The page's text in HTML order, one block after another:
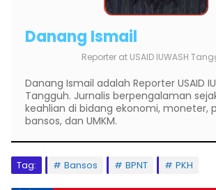
Danang Ismail
Reporter at USAID IUWASH
Danang Ismail adalah Reporter USAID
Tangguh. Jurnalis berpengalaman
keahlian di bidang ekonomi, moneter,
bansos, dan UMKM.
Tag: Bansos BPNT PKH